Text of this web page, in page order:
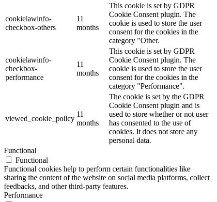
cookielawinfo-
checkbox-others
11
months
This cookie is set by GDPR
Cookie Consent plugin. The
cookie is used to store the user
consent for the cookies in the
category "Other.
cookielawinfo-
checkbox-
performance
11
months
This cookie is set by GDPR
Cookie Consent plugin. The
cookie is used to store the user
consent for the cookies in the
category "Performance".
viewed_cookie_policy
11
months
The cookie is set by the GDPR
Cookie Consent plugin and is
used to store whether or not user
has consented to the use of
cookies. It does not store any
personal data.
Functional
Functional
Functional cookies help to perform certain functionalities like
sharing the content of the website on social media platforms, collect
feedbacks, and other third-party features.
Performance